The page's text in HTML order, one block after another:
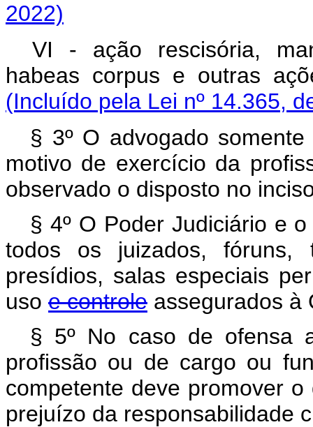
2022)
VI - ação rescisória,
habeas corpus e outras
(Incluído pela Lei nº 14.365,
§ 3º O advogado
motivo de exercício da
observado o disposto no
§ 4º O Poder Judiciário e
todos os juizados, fóruns,
presídios, salas especiais
uso e controle assegurados
§ 5º No caso de ofensa
profissão ou de cargo ou
competente deve promover
prejuízo da responsabilidade